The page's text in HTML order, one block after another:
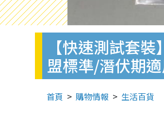
【快速測試套
盟標準/潛伏期
首頁 購物情報 生活百貨